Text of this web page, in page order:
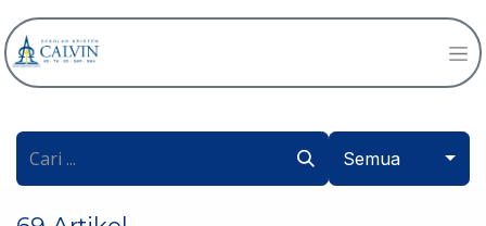
Semua